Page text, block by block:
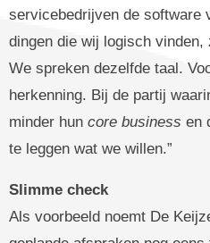
servicebedrijven de software
dingen die wij logisch
We spreken dezelfde taal.
herkenning. Bij de partij
minder hun core business en
te leggen wat we willen.”
Slimme check
Als voorbeeld noemt De